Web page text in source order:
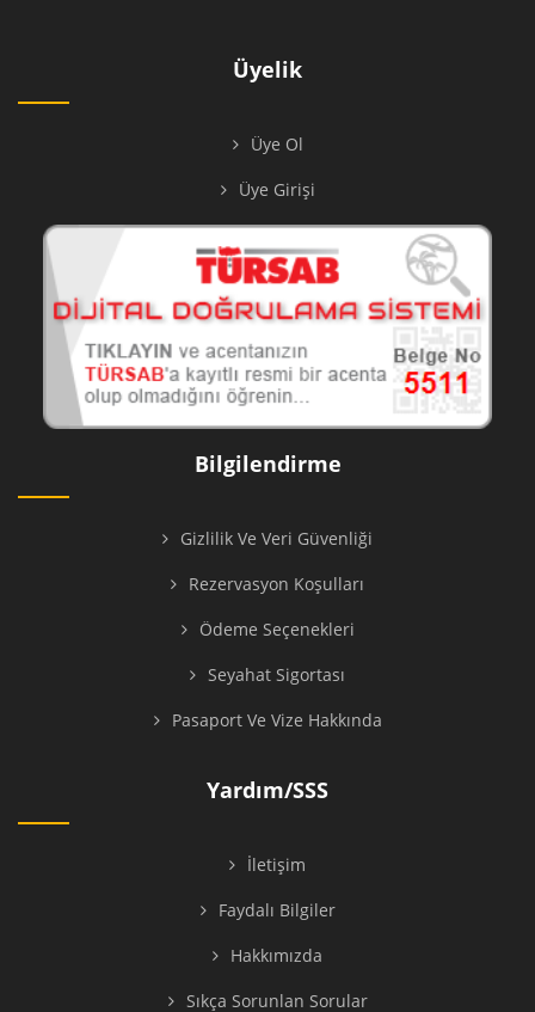
Üyelik
Üye Ol
Üye Girişi
Bilgilendirme
Gizlilik Ve Veri Güvenliği
Rezervasyon Koşulları
Ödeme Seçenekleri
Seyahat Sigortası
Pasaport Ve Vize Hakkında
Yardım/SSS
İletişim
Faydalı Bilgiler
Hakkımızda
Sıkça Sorunlan Sorular